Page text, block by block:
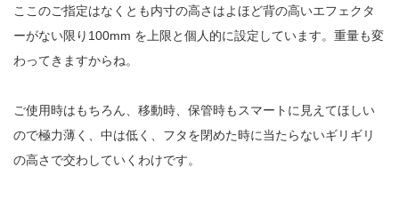
ここのご指定はなくとも内寸の高さはよほど背の高いエフェクタ
ーがない限り100mm を上限と個人的に設定しています。重量も変
わってきますからね。
ご使用時はもちろん、移動時、保管時もスマートに見えてほしい
ので極力薄く、中は低く、フタを閉めた時に当たらないギリギリ
の高さで交わしていくわけです。